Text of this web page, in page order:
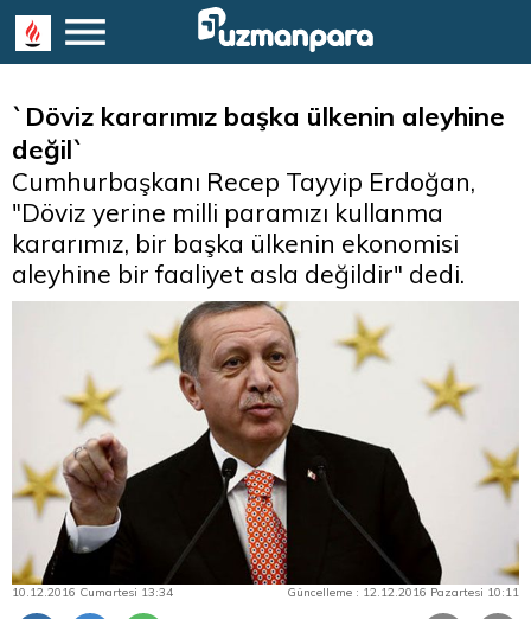
`Döviz kararımız başka ülkenin aleyhine
değil`
Cumhurbaşkanı Recep Tayyip Erdoğan,
"Döviz yerine milli paramızı kullanma
kararımız, bir başka ülkenin ekonomisi
aleyhine bir faaliyet asla değildir" dedi.
10.12.2016 Cumartesi 13:34 Güncelleme : 12.12.2016 Pazartesi 10:11